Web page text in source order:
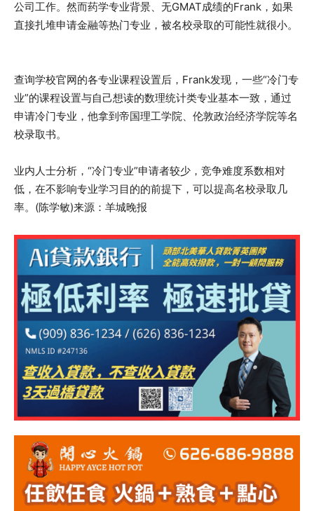
公司工作。然而药学专业背景、无GMAT成绩的Frank，如果
直接扎堆申请金融等热门专业，被名校录取的可能性就很小。
查询学校官网的各专业课程设置后，Frank发现，一些“冷门专
业”的课程设置与自己想读的数理统计类专业基本一致，通过
申请冷门专业，他拿到帝国理工学院、伦敦政治经济学院等名
校录取书。
业内人士分析，“冷门专业”申请者较少，竞争难度系数相对
低，在不影响专业学习目的的前提下，可以提高名校录取几
率。(陈学敏)来源：羊城晚报